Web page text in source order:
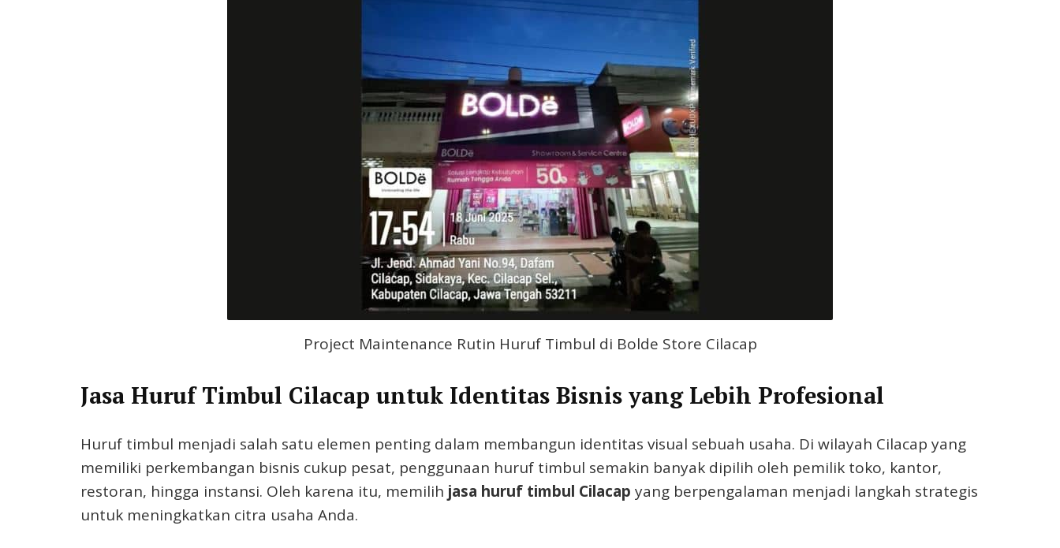
Project Maintenance Rutin Huruf Timbul di Bolde Store Cilacap
Jasa Huruf Timbul Cilacap untuk Identitas Bisnis yang Lebih Profesional
Huruf timbul menjadi salah satu elemen penting dalam membangun identitas visual sebuah usaha. Di wilayah Cilacap yang
memiliki perkembangan bisnis cukup pesat, penggunaan huruf timbul semakin banyak dipilih oleh pemilik toko, kantor,
restoran, hingga instansi. Oleh karena itu, memilih jasa huruf timbul Cilacap yang berpengalaman menjadi langkah strategis
untuk meningkatkan citra usaha Anda.